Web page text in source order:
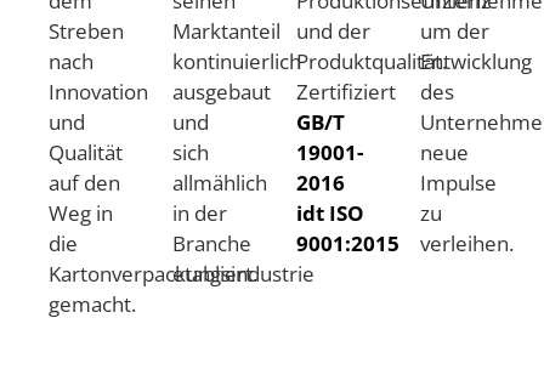
Streben
nach
Innovation
und
Qualität
auf den
Weg in
die
Kartonverpackungsindustrie
gemacht.
Marktanteil
kontinuierlich
ausgebaut
und
sich
allmählich
in der
Branche
etabliert.
und der
Produktqualität.
Zertifiziert
GB/T
19001-
2016
idt ISO
9001:2015
um der
Entwicklung
des
neue
Impulse
zu
verleihen.